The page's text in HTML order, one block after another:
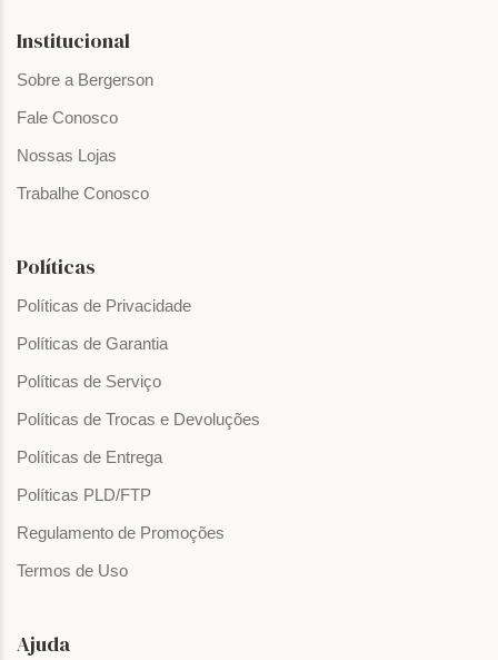
Institucional
Sobre a Bergerson
Fale Conosco
Nossas Lojas
Trabalhe Conosco
Políticas
Políticas de Privacidade
Políticas de Garantia
Políticas de Serviço
Políticas de Trocas e Devoluções
Políticas de Entrega
Políticas PLD/FTP
Regulamento de Promoções
Termos de Uso
Ajuda